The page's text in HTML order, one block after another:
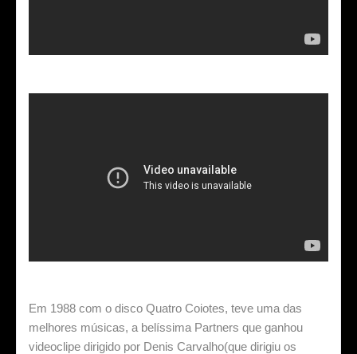
Em 1988 com o disco Quatro Coiotes, teve uma das
melhores músicas, a belíssima Partners que ganhou
videoclipe dirigido por Denis Carvalho(que dirigiu os